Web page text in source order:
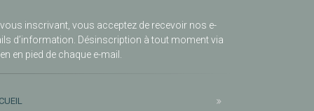
vous inscrivant, vous acceptez de recevoir nos e-
d’information. Désinscription à tout moment via
en pied de chaque e-mail.